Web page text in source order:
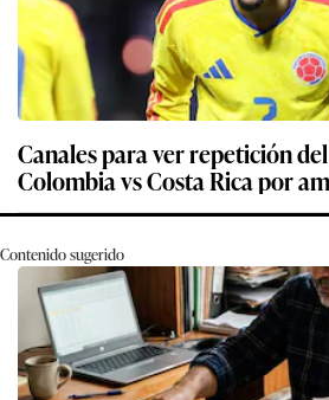
Canales para ver repetición
Colombia vs Costa Rica por
Contenido sugerido